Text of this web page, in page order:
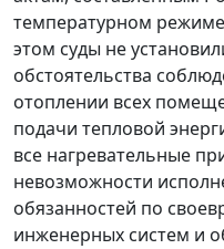
температурном
этом суды не
обстоятельства
отоплении всех
подачи тепловой
все нагревательные
невозможности
обязанностей по
инженерных систем и